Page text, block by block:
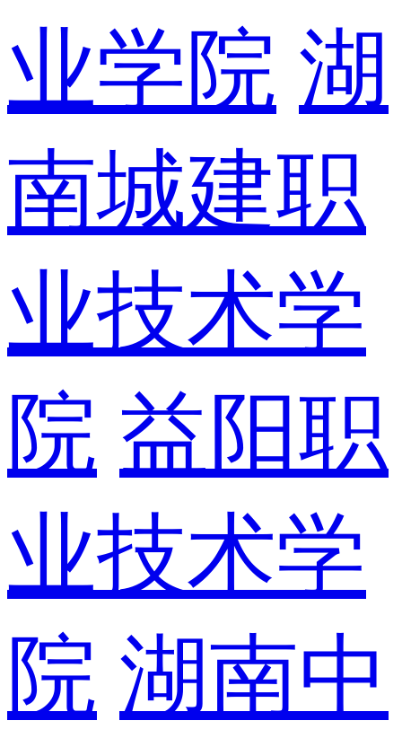
业学院 湖
南城建职
业技术学
院 益阳职
业技术学
院 湖南中